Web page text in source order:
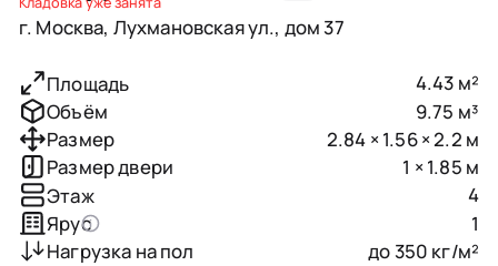
г. Москва, Лухмановская ул., дом 37
Площадь
4.43 м²
Объём
9.75 м³
Размер
2.84 × 1.56 × 2.2 м
Размер двери
1 × 1.85 м
Этаж
4
Ярус
1
Нагрузка на пол
до 350 кг/м²